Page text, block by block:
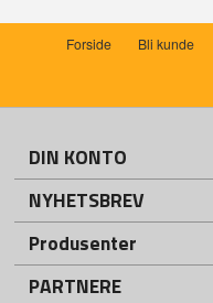
Forside Bli kunde
DIN KONTO
NYHETSBREV
Produsenter
PARTNERE